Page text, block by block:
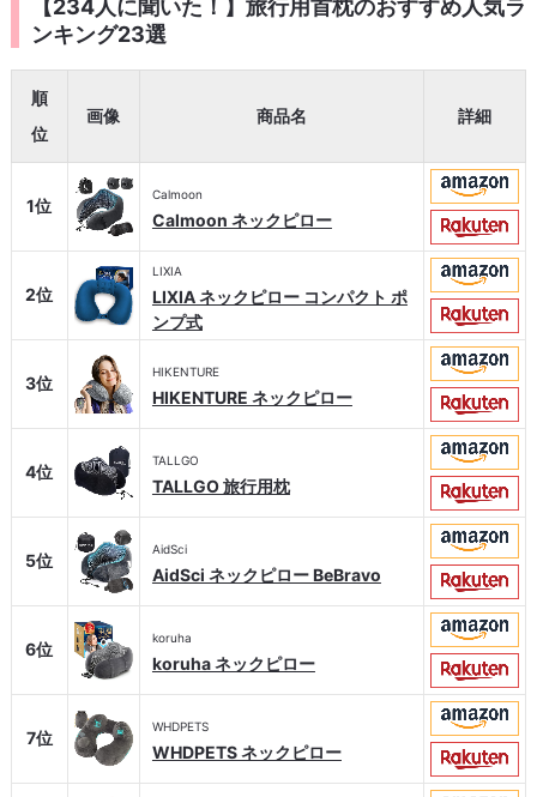
【234人に聞いた！】旅行用首枕のおすすめ人気ラ
ンキング23選
順
位
画像 商品名 詳細
1位
Calmoon
Calmoon ネックピロー
2位
LIXIA
LIXIA ネックピロー コンパクト ポ
ンプ式
3位
HIKENTURE
HIKENTURE ネックピロー
4位
TALLGO
TALLGO 旅行用枕
5位
AidSci
AidSci ネックピロー BeBravo
6位
koruha
koruha ネックピロー
7位
WHDPETS
WHDPETS ネックピロー